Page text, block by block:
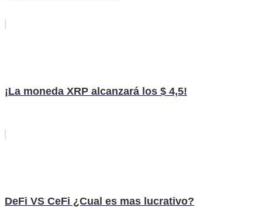
¡La moneda XRP alcanzará los $ 4,5!
DeFi VS CeFi ¿Cual es mas lucrativo?